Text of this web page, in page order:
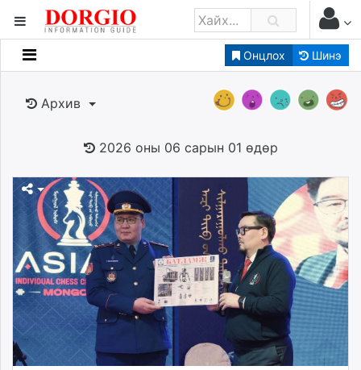
Онцлох Шинэ
Мэдээллийн
Банк санхүү
Нийслэлийн
dorgio.mn
Gogo.mn
caak.mn
news.mn
zindaa.mn
Baabar.mn
tovch.mn
Архив
2026 оны 06 сарын 01 өдөр